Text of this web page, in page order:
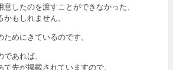
したのを渡すことができなかった、
もしれません。
めにきているのです。
あれば、
先が掲載されていますので、